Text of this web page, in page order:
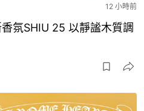
12 小時前
氛SHIU 25 以靜謐木質調